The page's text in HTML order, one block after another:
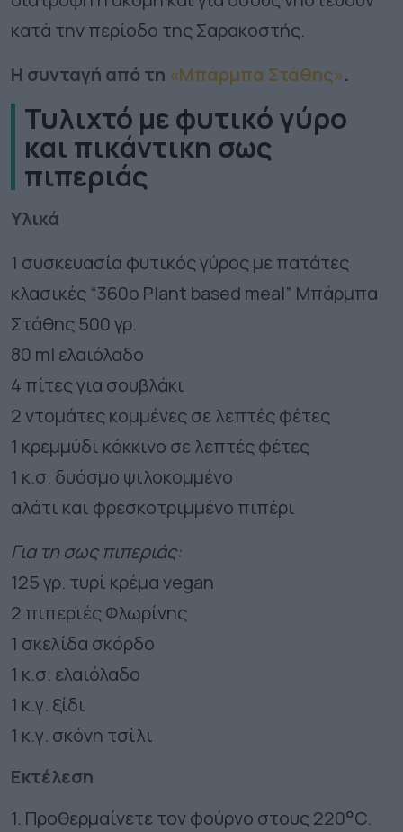
κατά την περίοδο της Σαρακοστής.
Η συνταγή από τη «Μπάρμπα Στάθης».
Τυλιχτό με φυτικό γύρο
και πικάντικη σως
πιπεριάς
Υλικά
1 συσκευασία φυτικός γύρος με πατάτες
κλασικές “360ο Plant based meal” Μπάρμπα
Στάθης 500 γρ.
80 ml ελαιόλαδο
4 πίτες για σουβλάκι
2 ντομάτες κομμένες σε λεπτές φέτες
1 κρεμμύδι κόκκινο σε λεπτές φέτες
1 κ.σ. δυόσμο ψιλοκομμένο
αλάτι και φρεσκοτριμμένο πιπέρι
Για τη σως πιπεριάς:
125 γρ. τυρί κρέμα vegan
2 πιπεριές Φλωρίνης
1 σκελίδα σκόρδο
1 κ.σ. ελαιόλαδο
1 κ.γ. ξίδι
1 κ.γ. σκόνη τσίλι
Εκτέλεση
1. Προθερμαίνετε τον φούρνο στους 220°C.